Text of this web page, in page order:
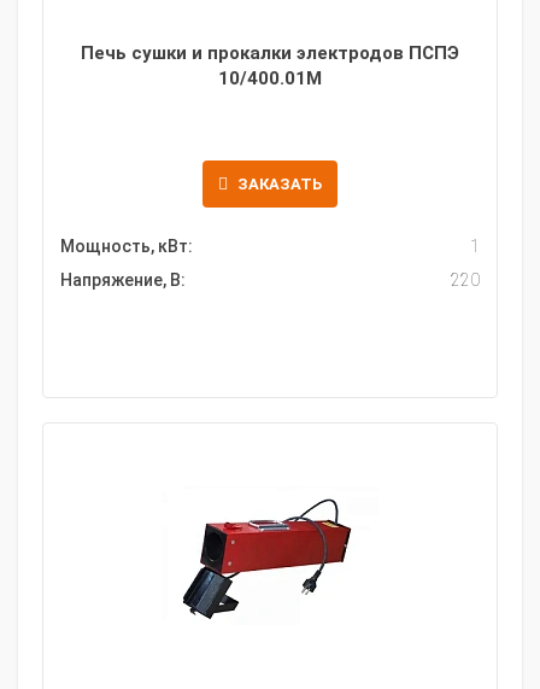
Печь сушки и прокалки электродов ПСПЭ
10/400.01M
ЗАКАЗАТЬ
Мощность, кВт:
1
Напряжение, В:
220